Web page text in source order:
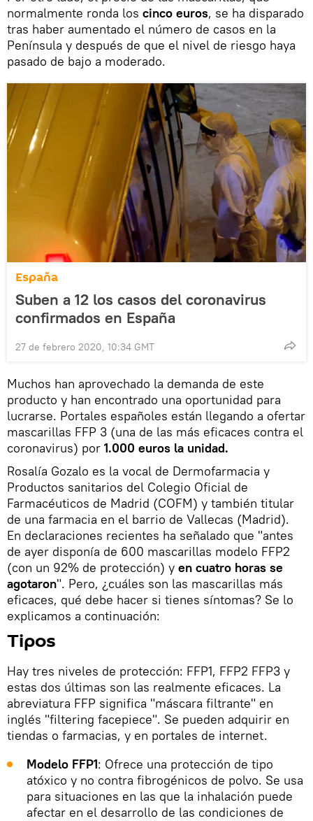
normalmente ronda los cinco euros, se ha disparado
tras haber aumentado el número de casos en la
Península y después de que el nivel de riesgo haya
pasado de bajo a moderado.
España
Suben a 12 los casos del coronavirus
confirmados en España
27 de febrero 2020, 10:34 GMT
Muchos han aprovechado la demanda de este
producto y han encontrado una oportunidad para
lucrarse. Portales españoles están llegando a ofertar
mascarillas FFP 3 (una de las más eficaces contra el
coronavirus) por 1.000 euros la unidad.
Rosalía Gozalo es la vocal de Dermofarmacia y
Productos sanitarios del Colegio Oficial de
Farmacéuticos de Madrid (COFM) y también titular
de una farmacia en el barrio de Vallecas (Madrid).
En declaraciones recientes ha señalado que "antes
de ayer disponía de 600 mascarillas modelo FFP2
(con un 92% de protección) y en cuatro horas se
agotaron". Pero, ¿cuáles son las mascarillas más
eficaces, qué debe hacer si tienes síntomas? Se lo
explicamos a continuación:
Tipos
Hay tres niveles de protección: FFP1, FFP2 FFP3 y
estas dos últimas son las realmente eficaces. La
abreviatura FFP significa "máscara filtrante" en
inglés "filtering facepiece". Se pueden adquirir en
tiendas o farmacias, y en portales de internet.
Modelo FFP1: Ofrece una protección de tipo
atóxico y no contra fibrogénicos de polvo. Se usa
para situaciones en las que la inhalación puede
afectar en el desarrollo de las condiciones de